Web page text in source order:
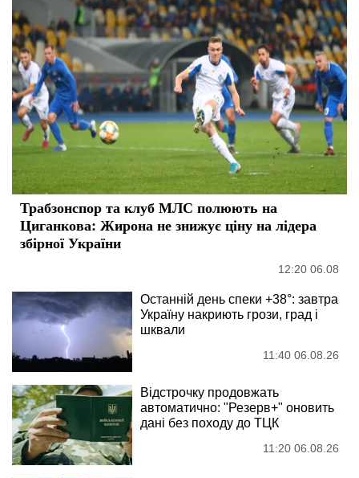
Трабзонспор та клуб МЛС полюють на
Циганкова: Жирона не знижує ціну на лідера
збірної України
12:20 06.08
Останній день спеки +38°: завтра
Україну накриють грози, град і
шквали
11:40 06.08.26
Відстрочку продовжать
автоматично: "Резерв+" оновить
дані без походу до ТЦК
11:20 06.08.26